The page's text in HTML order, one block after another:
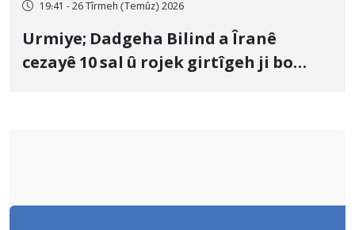
19:41 - 26 Tîrmeh (Temûz) 2026
Urmiye; Dadgeha Bilind a Îranê
cezayê 10 sal û rojek girtîgeh ji bo